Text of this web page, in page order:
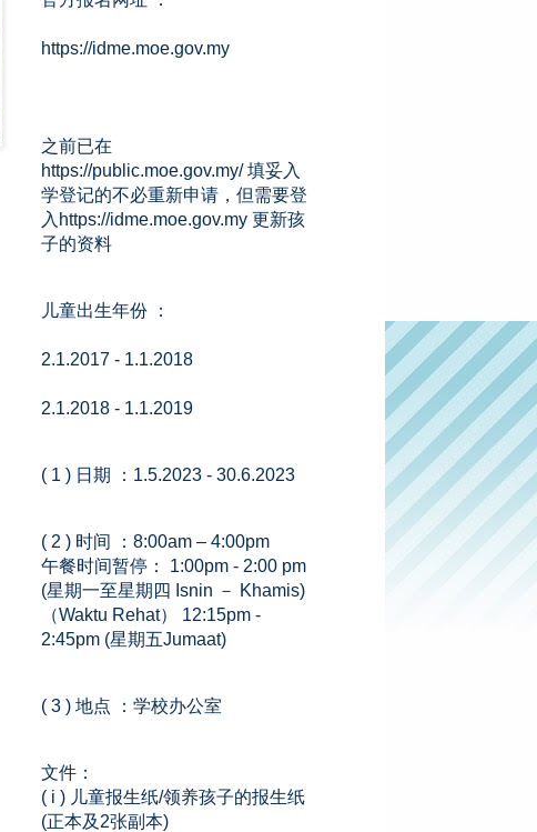
https://idme.moe.gov.my
之前已在
https://public.moe.gov.my/ 填妥入
学登记的不必重新申请，但需要登
入https://idme.moe.gov.my 更新孩
子的资料
儿童出生年份 ：
2.1.2017 - 1.1.2018
2.1.2018 - 1.1.2019
( 1 ) 日期 ：1.5.2023 - 30.6.2023
( 2 ) 时间 ：8:00am – 4:00pm
午餐时间暂停： 1:00pm - 2:00 pm
(星期一至星期四 Isnin － Khamis)
（Waktu Rehat） 12:15pm -
2:45pm (星期五Jumaat)
( 3 ) 地点 ：学校办公室
文件：
( i ) 儿童报生纸/领养孩子的报生纸
(正本及2张副本)